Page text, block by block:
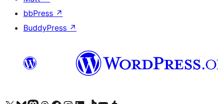
bbPress ↗
BuddyPress ↗